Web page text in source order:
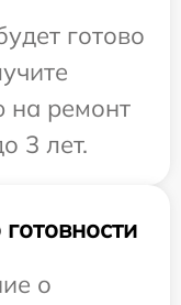
готово
на ремонт
3 лет.
о